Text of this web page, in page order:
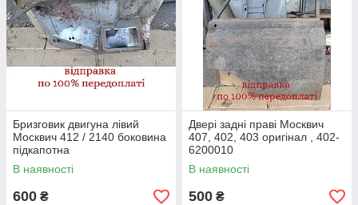
Бризговик двигуна лівий
Москвич 412 / 2140 боковина
підкапотна
В наявності
600 ₴
Двері задні праві Москвич
407, 402, 403 оригінал , 402-
6200010
В наявності
500 ₴